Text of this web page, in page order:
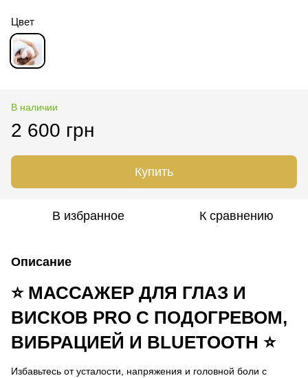
Цвет
В наличии
2 600 грн
Купить
В избранное К сравнению
Описание
⭐ МАССАЖЕР ДЛЯ ГЛАЗ И
ВИСКОВ PRO С ПОДОГРЕВОМ,
ВИБРАЦИЕЙ И BLUETOOTH ⭐
Избавьтесь от усталости, напряжения и головной боли с